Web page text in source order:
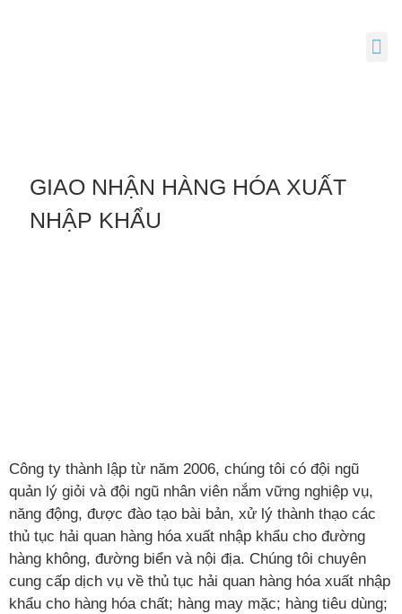
GIAO NHẬN HÀNG HÓA XUẤT
NHẬP KHẨU
Công ty thành lập từ năm 2006, chúng tôi có đội ngũ
quản lý giỏi và đội ngũ nhân viên nắm vững nghiệp vụ,
năng động, được đào tạo bài bản, xử lý thành thạo các
thủ tục hải quan hàng hóa xuất nhập khẩu cho đường
hàng không, đường biển và nội địa. Chúng tôi chuyên
cung cấp dịch vụ về thủ tục hải quan hàng hóa xuất nhập
khẩu cho hàng hóa chất; hàng may mặc; hàng tiêu dùng;